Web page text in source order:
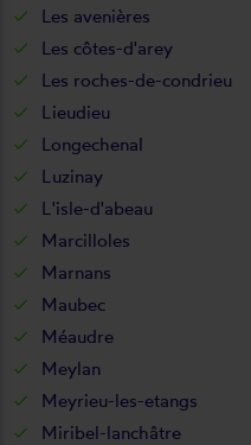
Les avenières
Les côtes-d'arey
Les roches-de-condrieu
Lieudieu
Longechenal
Luzinay
L'isle-d'abeau
Marcilloles
Marnans
Maubec
Méaudre
Meylan
Meyrieu-les-etangs
Miribel-lanchâtre